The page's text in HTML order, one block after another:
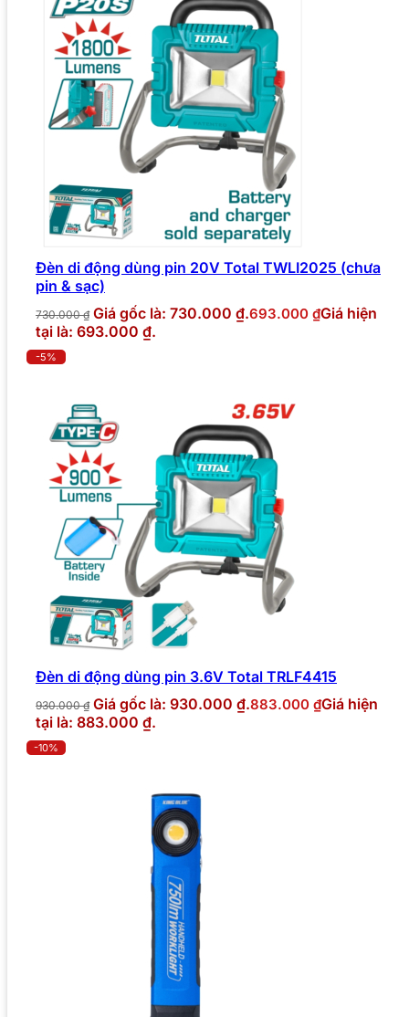
Đèn di động dùng pin 20V Total TWLI2025 (chưa
pin & sạc)
730.000₫ Giá gốc là: 730.000 ₫.693.000 ₫Giá hiện
tại là: 693.000 ₫.
-5%
Đèn di động dùng pin 3.6V Total TRLF4415
930.000₫ Giá gốc là: 930.000 ₫.883.000 ₫Giá hiện
tại là: 883.000 ₫.
-10%